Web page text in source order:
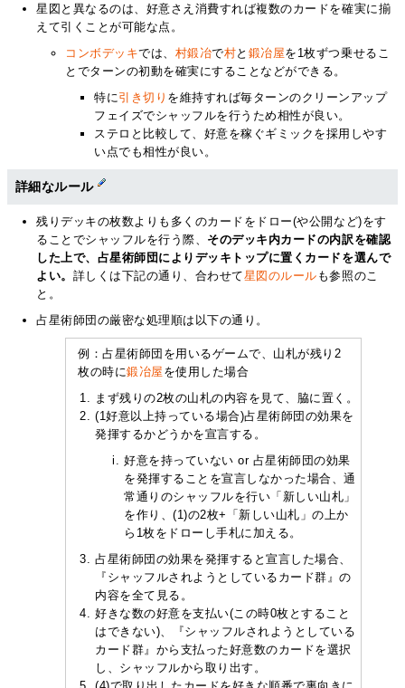
星図と異なるのは、好意さえ消費すれば複数のカードを確実に揃
えて引くことが可能な点。
コンボデッキでは、 村鍛冶で村と 鍛冶屋を1枚ずつ乗せるこ
とでターンの初動を確実にすることなどができる。
特に引き切り を維持すれば毎ターンのクリーンアップ
フェイズでシャッフルを行うため相性が良い。
ステロと比較して、好意を稼ぐギミックを採用しやす
い点でも相性が良い。
詳細なルール
残りデッキの枚数よりも多くのカードをドロー(や公開など)をす
ることでシャッフルを行う際、 そのデッキ内カードの内訳を確認
した上で、占星術師団によりデッキトップに置くカードを選んで
よい。 詳しくは下記の通り、合わせて星図のルール も参照のこ
と。
占星術師団の厳密な処理順は以下の通り。
例：占星術師団を用いるゲームで、山札が残り2
枚の時に鍛冶屋 を使用した場合
まず残りの2枚の山札の内容を見て、脇に置く。
(1好意以上持っている場合)占星術師団の効果を
発揮するかどうかを宣言する。
好意を持っていない or 占星術師団の効果
を発揮することを宣言しなかった場合、通
常通りのシャッフルを行い「新しい山札」
を作り、(1)の2枚+「新しい山札」の上か
ら1枚をドローし手札に加える。
占星術師団の効果を発揮すると宣言した場合、
『シャッフルされようとしているカード群』の
内容を全て見る。
好きな数の好意を支払い(この時0枚とすること
はできない)、『シャッフルされようとしている
カード群』から支払った好意数のカードを選択
し、シャッフルから取り出す。